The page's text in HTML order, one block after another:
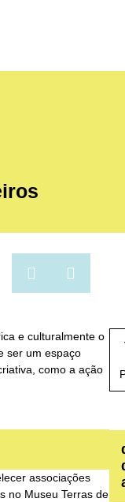
e culturalmente o
ser um espaço
como a ação
associações
no Museu Terras de